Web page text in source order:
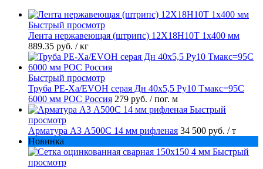
Быстрый просмотр
Лента нержавеющая (штрипс) 12Х18Н10Т 1х400 мм
889.35 руб. / кг
Быстрый просмотр
Труба PE-Xa/EVOH серая Дн 40х5,5 Ру10 Тмакс=95C
6000 мм РОС Россия 279 руб. / пог. м
Быстрый
просмотр
Арматура А3 А500С 14 мм рифленая 34 500 руб. / т
Новинка
Быстрый
просмотр